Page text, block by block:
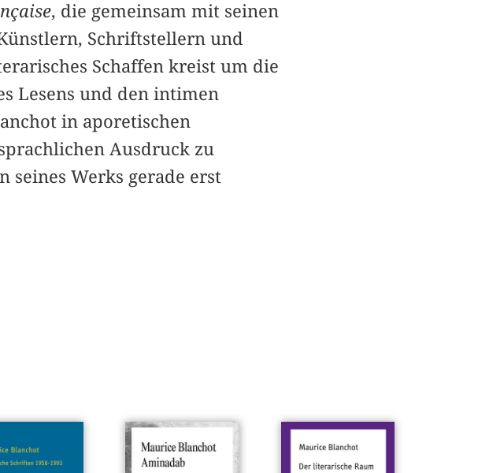
, die gemeinsam mit seinen
Schriftstellern und
Schaffen kreist um die
Lesens und den intimen
in aporetischen
Ausdruck zu
seines Werks gerade erst